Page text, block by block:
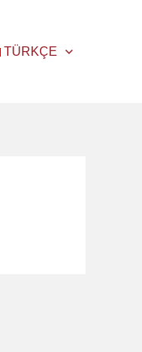
TÜRKÇE